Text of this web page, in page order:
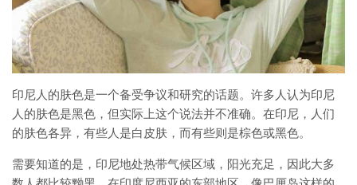
印尼人的肤色是一个备受争议和研究的话题。许多人认为印尼
人的肤色是黑色，但实际上这个说法并不准确。在印尼，人们
的肤色各异，有些人是白皮肤，而有些则是棕色或黑色。
需要知道的是，印尼地处热带气候区域，阳光充足，因此大多